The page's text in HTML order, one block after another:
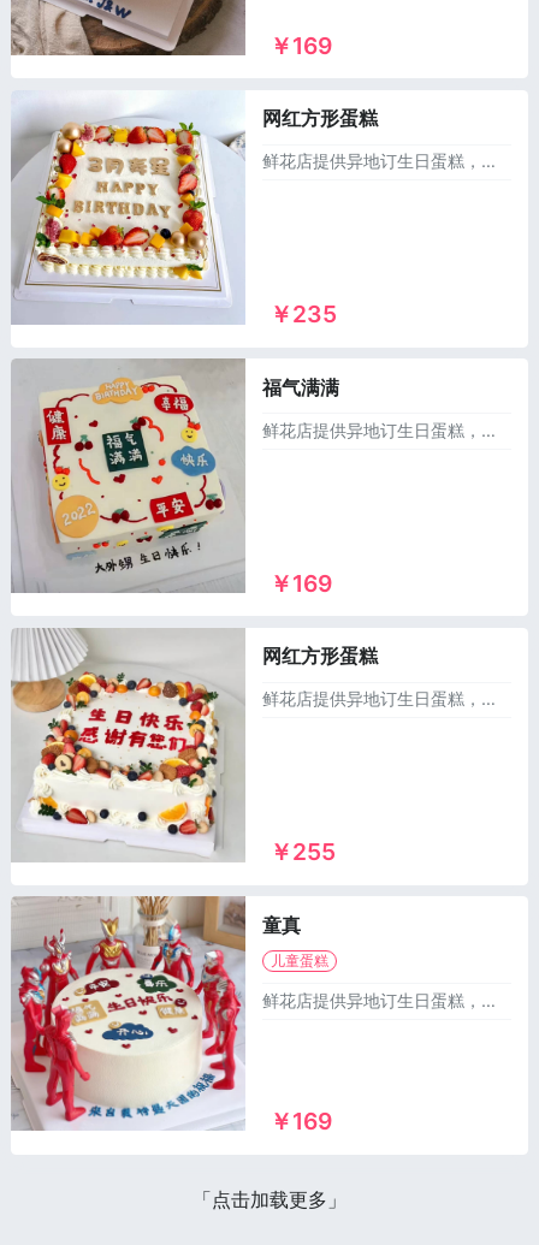
￥169
网红方形蛋糕
鲜花店提供异地订生日蛋糕，同城送蛋糕，可以订做麻将生日蛋糕，儿童蛋糕，祝寿蛋糕，情侣蛋糕，庆典蛋糕，恶搞生日蛋糕，水果蛋糕等1000多个款式供您选择，市区及乡镇1~2小时免费配送上门！
￥235
福气满满
鲜花店提供异地订生日蛋糕，同城送蛋糕，可以订做麻将生日蛋糕，儿童蛋糕，祝寿蛋糕，情侣蛋糕，庆典蛋糕，恶搞生日蛋糕，水果蛋糕等1000多个款式供您选择，市区及乡镇1~2小时免费配送上门！
￥169
网红方形蛋糕
鲜花店提供异地订生日蛋糕，同城送蛋糕，可以订做麻将生日蛋糕，儿童蛋糕，祝寿蛋糕，情侣蛋糕，庆典蛋糕，恶搞生日蛋糕，水果蛋糕等1000多个款式供您选择，市区及乡镇1~2小时免费配送上门！
￥255
童真
儿童蛋糕
鲜花店提供异地订生日蛋糕，同城送蛋糕，可以订做麻将生日蛋糕，儿童蛋糕，祝寿蛋糕，情侣蛋糕，庆典蛋糕，恶搞生日蛋糕，水果蛋糕等1000多个款式供您选择，市区及乡镇1~2小时免费配送上门！
￥169
「点击加载更多」